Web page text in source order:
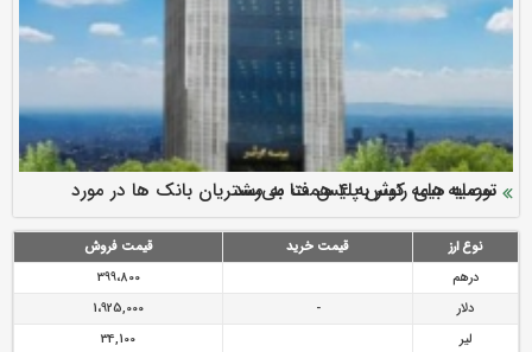
ارزش سهام عدالت بالا رفت
سرمایه بیمه کوثر به ۴ همت می‌رسد
نود ثانیه با فولاد سنگان
تقدیر دبیرکل سندیکای بیمه گران ایران از اقدامات مدیرعامل بیمه
رازی
توصیه های رئیس پلیس فتا به مشتریان بانک ها در مورد
پیشگیری از سرقت های مجازی
نوع ارز قیمت خرید
قیمت فروش
درهم
399،800
دلار
-
1،925,000
لیر
34,100